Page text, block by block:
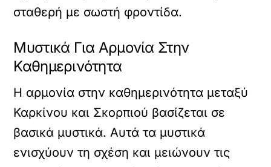
σταθερή με σωστή φροντίδα.
Μυστικά Για Αρμονία Στην
Καθημερινότητα
Η αρμονία στην καθημερινότητα μεταξύ
Καρκίνου και Σκορπιού βασίζεται σε
βασικά μυστικά. Αυτά τα μυστικά
ενισχύουν τη σχέση και μειώνουν τις